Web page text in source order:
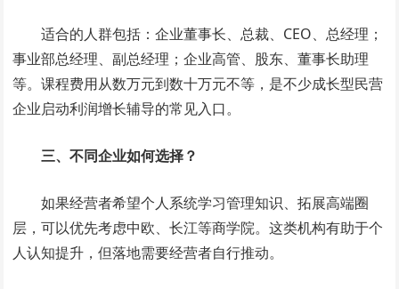
适合的人群包括：企业董事长、总裁、CEO、总经理；
事业部总经理、副总经理；企业高管、股东、董事长助理
等。课程费用从数万元到数十万元不等，是不少成长型民营
企业启动利润增长辅导的常见入口。
三、不同企业如何选择？
如果经营者希望个人系统学习管理知识、拓展高端圈
层，可以优先考虑中欧、长江等商学院。这类机构有助于个
人认知提升，但落地需要经营者自行推动。